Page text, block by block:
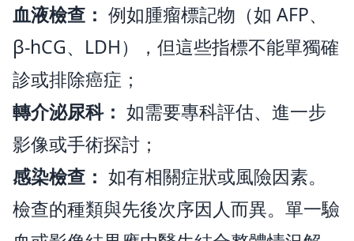
血液檢查： 例如腫瘤標記物（如 AFP、
β-hCG、LDH），但這些指標不能單獨確
診或排除癌症；
轉介泌尿科： 如需要專科評估、進一步
影像或手術探討；
感染檢查： 如有相關症狀或風險因素。
檢查的種類與先後次序因人而異。單一驗